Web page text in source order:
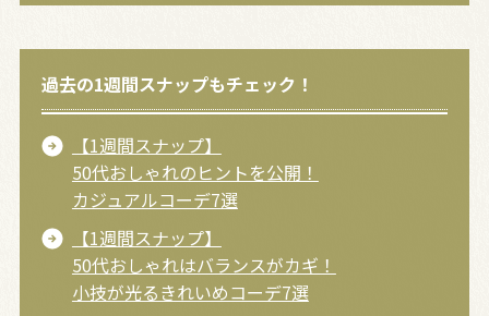
過去の1週間スナップもチェック！
【1週間スナップ】
50代おしゃれのヒントを公開！
カジュアルコーデ7選
【1週間スナップ】
50代おしゃれはバランスがカギ！
小技が光るきれいめコーデ7選